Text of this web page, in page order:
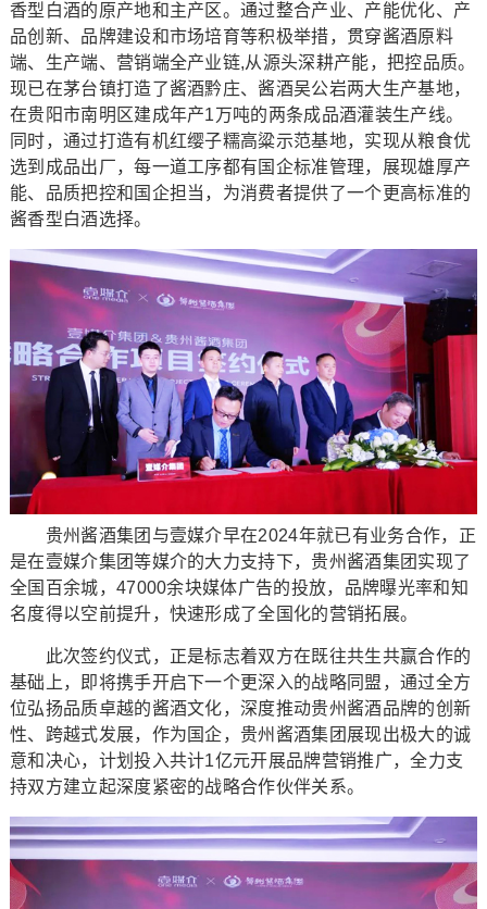
香型白酒的原产地和主产区。通过整合产业、产能优化、产
品创新、品牌建设和市场培育等积极举措，贯穿酱酒原料
端、生产端、营销端全产业链,从源头深耕产能，把控品质。
现已在茅台镇打造了酱酒黔庄、酱酒吴公岩两大生产基地，
在贵阳市南明区建成年产1万吨的两条成品酒灌装生产线。
同时，通过打造有机红缨子糯高粱示范基地，实现从粮食优
选到成品出厂，每一道工序都有国企标准管理，展现雄厚产
能、品质把控和国企担当，为消费者提供了一个更高标准的
酱香型白酒选择。
贵州酱酒集团与壹媒介早在2024年就已有业务合作，正
是在壹媒介集团等媒介的大力支持下，贵州酱酒集团实现了
全国百余城，47000余块媒体广告的投放，品牌曝光率和知
名度得以空前提升，快速形成了全国化的营销拓展。
此次签约仪式，正是标志着双方在既往共生共赢合作的
基础上，即将携手开启下一个更深入的战略同盟，通过全方
位弘扬品质卓越的酱酒文化，深度推动贵州酱酒品牌的创新
性、跨越式发展，作为国企，贵州酱酒集团展现出极大的诚
意和决心，计划投入共计1亿元开展品牌营销推广，全力支
持双方建立起深度紧密的战略合作伙伴关系。